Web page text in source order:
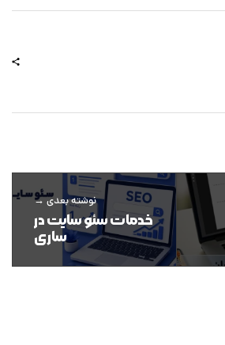
نوشته بعدی
خدمات سئو سایت در
ساری